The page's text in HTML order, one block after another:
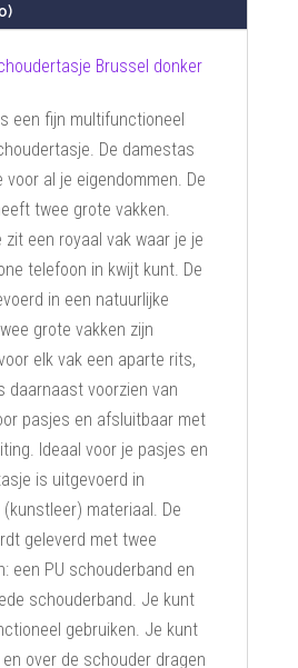
Brussel donker
een fijn multifunctioneel
De damestas
voor al je eigendommen. De
twee grote vakken.
zit een royaal vak waar je je
telefoon in kwijt kunt. De
in een natuurlijke
grote vakken zijn
elk vak een aparte rits,
daarnaast voorzien van
pasjes en afsluitbaar met
Ideaal voor je pasjes en
is uitgevoerd in
(kunstleer) materiaal. De
geleverd met twee
een PU schouderband en
schouderband. Je kunt
gebruiken. Je kunt
over de schouder dragen